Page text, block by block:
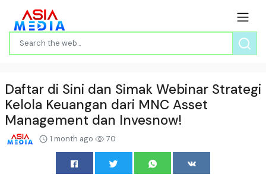
Daftar di Sini dan Simak Webinar Strategi
Kelola Keuangan dari MNC Asset
Management dan Invesnow!
1 month ago 70